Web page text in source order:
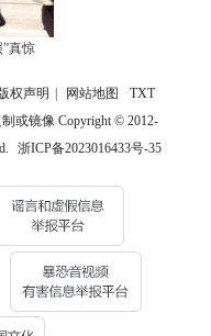
真惊
权声明 网站地图
TXT
或镜像 Copyright © 2012-
浙ICP备2023016433号-35